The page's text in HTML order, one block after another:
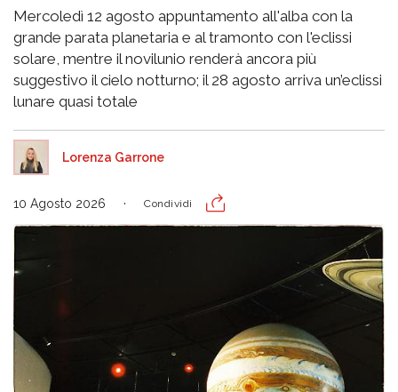
Mercoledì 12 agosto appuntamento all'alba con la
grande parata planetaria e al tramonto con l'eclissi
solare, mentre il novilunio renderà ancora più
suggestivo il cielo notturno; il 28 agosto arriva un’eclissi
lunare quasi totale
Lorenza Garrone
10 Agosto 2026 Condividi